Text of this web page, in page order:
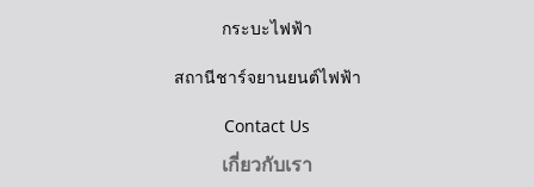
กระบะไฟฟ้า
สถานีชาร์จยานยนต์ไฟฟ้า
Contact Us
เกี่ยวกับเรา